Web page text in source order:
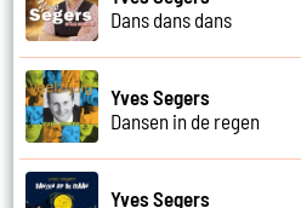
Dans dans dans
Yves Segers
Dansen in de regen
Yves Segers